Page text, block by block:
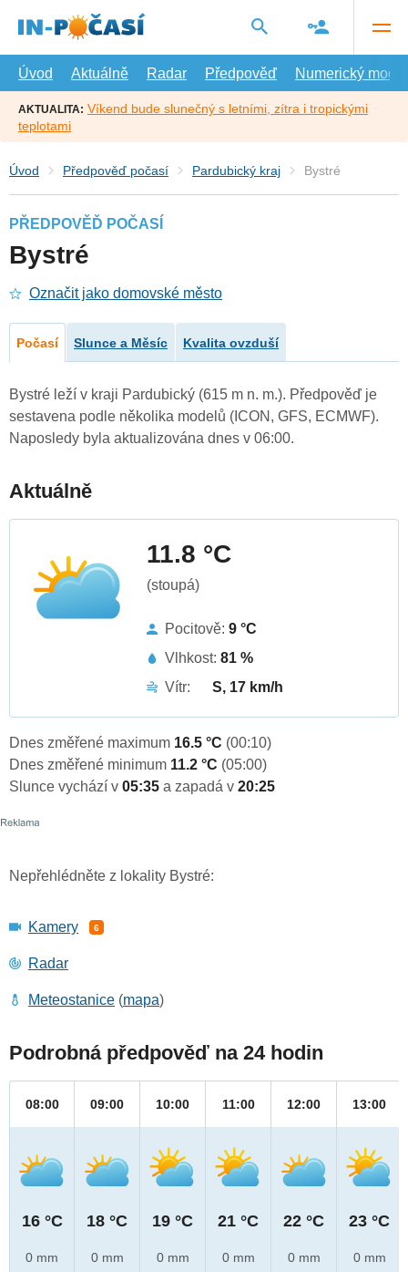
hlavní
Úvod
Aktuálně Radar Předpověď Numerický model
AKTUALITA: Víkend bude slunečný s letními, zítra i tropickými
teplotami
Úvod Předpověď počasí Pardubický kraj Bystré
PŘEDPOVĚĎ POČASÍ
Bystré
Označit jako domovské město
Počasí Slunce a Měsíc Kvalita ovzduší
Bystré leží v kraji Pardubický (615 m n. m.). Předpověď je
sestavena podle několika modelů (ICON, GFS, ECMWF).
Naposledy byla aktualizována dnes v 06:00.
Aktuálně
11.8 °C
(stoupá)
Pocitově: 9 °C
Vlhkost: 81 %
Vítr:
S, 17 km/h
Dnes změřené maximum 16.5 °C (00:10)
Dnes změřené minimum 11.2 °C (05:00)
Slunce vychází v 05:35 a zapadá v 20:25
Nepřehlédněte z lokality Bystré:
Kamery 6
Radar
Meteostanice (mapa)
Podrobná předpověď na 24 hodin
08:00
16 °C
0 mm
09:00
18 °C
0 mm
10:00
19 °C
0 mm
11:00
21 °C
0 mm
12:00
22 °C
0 mm
13:00
23 °C
0 mm